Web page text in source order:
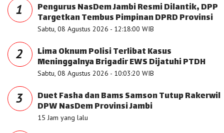
1 Pengurus NasDem Jambi Resmi Dilantik, DPP
Targetkan Tembus Pimpinan DPRD Provinsi
Sabtu, 08 Agustus 2026 - 12:18:00 WIB
2 Lima Oknum Polisi Terlibat Kasus
Meninggalnya Brigadir EWS Dijatuhi PTDH
Sabtu, 08 Agustus 2026 - 10:03:20 WIB
3 Duet Fasha dan Bams Samson Tutup Rakerwil
DPW NasDem Provinsi Jambi
15 Jam yang lalu